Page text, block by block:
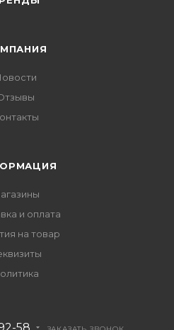
и оплата
на товар